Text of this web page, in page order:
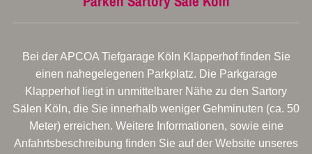
Bei der APCOA Tiefgarage Köln Klapperhof finden Sie
einen nahegelegenen Parkplatz. Die Parkgarage
Klapperhof liegt in unmittelbarer Nähe zu den Sartory
Sälen Köln, die Sie innerhalb weniger Gehminuten (ca. 50
Meter) erreichen. Weitere Informationen, sowie eine
Anfahrtsbeschreibung finden Sie auf der Website unseres